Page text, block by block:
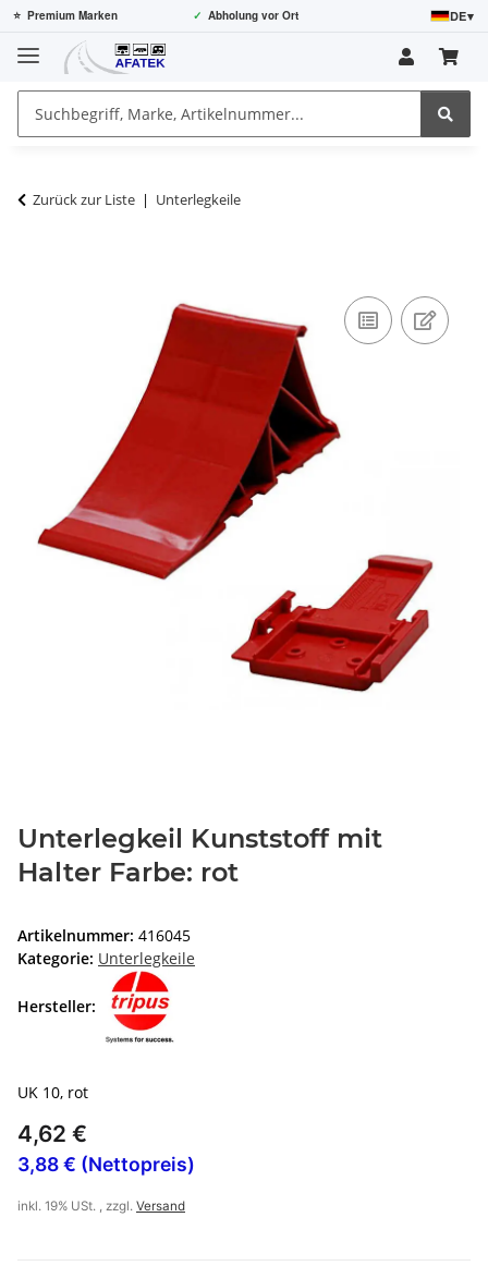
⭐ Premium Marken ✓ Abholung vor Ort DE▾
Zurück zur Liste Unterlegkeile
Unterlegkeil Kunststoff mit
Halter Farbe: rot
Artikelnummer: 416045
Kategorie: Unterlegkeile
Hersteller:
UK 10, rot
4,62 €
3,88 € (Nettopreis)
inkl. 19% USt. , zzgl. Versand